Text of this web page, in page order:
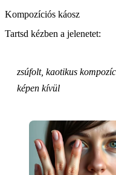
Kompozíciós káosz
Tartsd kézben a jelenetet:
zsúfolt, kaotikus
képen kívül